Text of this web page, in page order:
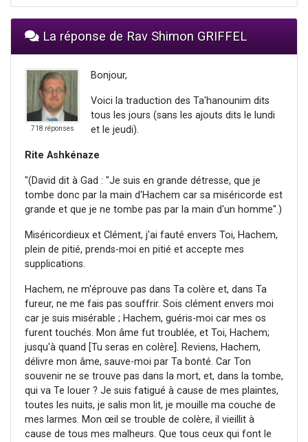
La réponse de Rav Shimon GRIFFEL
718 réponses
Bonjour,
Voici la traduction des Ta'hanounim dits
tous les jours (sans les ajouts dits le lundi
et le jeudi).
Rite Ashkénaze
"(David dit à Gad : "Je suis en grande détresse, que je
tombe donc par la main d'Hachem car sa miséricorde est
grande et que je ne tombe pas par la main d'un homme".)
Miséricordieux et Clément, j'ai fauté envers Toi, Hachem,
plein de pitié, prends-moi en pitié et accepte mes
supplications.
Hachem, ne m'éprouve pas dans Ta colère et, dans Ta
fureur, ne me fais pas souffrir. Sois clément envers moi
car je suis misérable ; Hachem, guéris-moi car mes os
furent touchés. Mon âme fut troublée, et Toi, Hachem;
jusqu'à quand [Tu seras en colère]. Reviens, Hachem,
délivre mon âme, sauve-moi par Ta bonté. Car Ton
souvenir ne se trouve pas dans la mort, et, dans la tombe,
qui va Te louer ? Je suis fatigué à cause de mes plaintes,
toutes les nuits, je salis mon lit, je mouille ma couche de
mes larmes. Mon œil se trouble de colère, il vieillit à
cause de tous mes malheurs. Que tous ceux qui font le